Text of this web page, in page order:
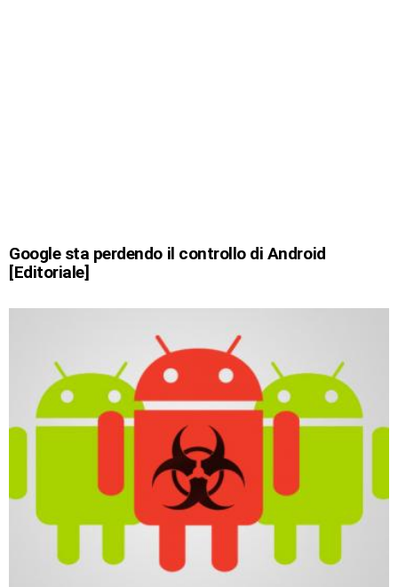
Google sta perdendo il controllo di Android
[Editoriale]